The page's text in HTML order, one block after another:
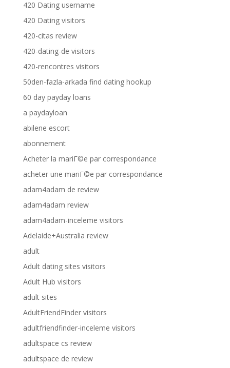
420 Dating username
420 Dating visitors
420-citas review
420-dating-de visitors
420-rencontres visitors
50den-fazla-arkada find dating hookup
60 day payday loans
a paydayloan
abilene escort
abonnement
Acheter la mariГ©e par correspondance
acheter une mariГ©e par correspondance
adam4adam de review
adam4adam review
adam4adam-inceleme visitors
Adelaide+Australia review
adult
Adult dating sites visitors
Adult Hub visitors
adult sites
AdultFriendFinder visitors
adultfriendfinder-inceleme visitors
adultspace cs review
adultspace de review